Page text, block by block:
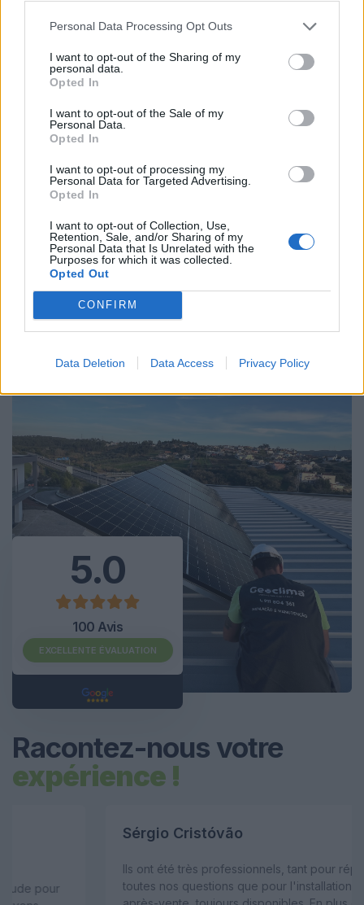
Personal Data Processing Opt Outs
I want to opt-out of the Sharing of my
personal data.
Opted In
I want to opt-out of the Sale of my
Personal Data.
Opted In
I want to opt-out of processing my
Personal Data for Targeted Advertising.
Opted In
I want to opt-out of Collection, Use,
Retention, Sale, and/or Sharing of my
Personal Data that Is Unrelated with the
Purposes for which it was collected.
Opted Out
CONFIRM
Data Deletion Data Access Privacy Policy
*Nous nous engageons à protéger votre vie privée.
Envoyer la demande
5.0
100 Avis
EXCELLENTE ÉVALUATION
Racontez-nous votre
expérience !
Sérgio Cristóvão
Ils ont été très professionnels, tant pour répondre à
toutes nos questions que pour l'installation et le service